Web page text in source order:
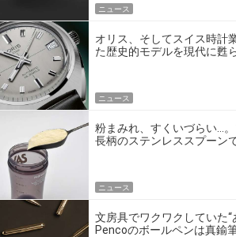
ニュース
オリス、そしてスイス時計
た歴史的モデルを現代に甦
ニュース
粉まみれ、すくいづらい…
長柄のステンレススプーン
ニュース
文房具でワクワクしていた“
Pencoのボールペンは真鍮